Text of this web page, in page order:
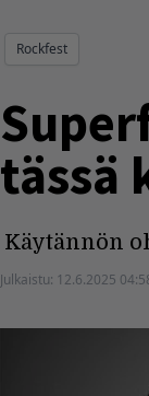
Rockfest
tässä
Käytännön
Julkaistu: 12.6.2025